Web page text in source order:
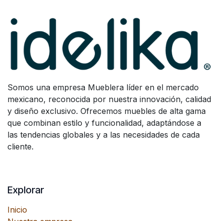
Somos una empresa Mueblera líder en el mercado
mexicano, reconocida por nuestra innovación, calidad
y diseño exclusivo. Ofrecemos muebles de alta gama
que combinan estilo y funcionalidad, adaptándose a
las tendencias globales y a las necesidades de cada
cliente.
Explorar
Inicio